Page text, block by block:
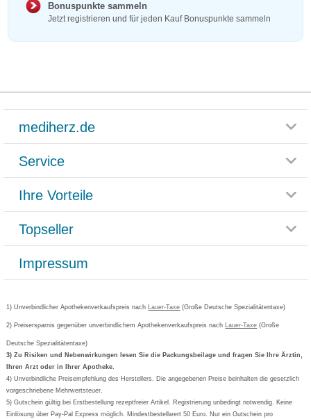
Bonuspunkte sammeln
Jetzt registrieren und für jeden Kauf Bonuspunkte sammeln
mediherz.de
Glossar
Häufig gestellte Fragen
Datenschutz
AGB
Cookie-Einstellungen
Vertrag widerrufen
Service
Rücksendemöglichkeit
Paketlieferstatus
Versandkosten
Bestellschein ausfüllen
Newsletteranmeldung
Ihre Vorteile
Rezeptlieferung
Bonusprogramm
Gutschein und Rabatte
Kundenbewertung
Topseller
Grippostad
Bepanthen
Formoline
Wick
Eucerin
Basica
Impressum
1) Unverbindlicher Apothekenverkaufspreis nach Lauer-Taxe (Große Deutsche Spezialitätentaxe)
2) Preisersparnis gegenüber unverbindlichem Apothekenverkaufspreis nach Lauer-Taxe (Große
Deutsche Spezialitätentaxe)
3) Zu Risiken und Nebenwirkungen lesen Sie die Packungsbeilage und fragen Sie Ihre Ärztin,
Ihren Arzt oder in Ihrer Apotheke.
4) Unverbindliche Preisempfehlung des Herstellers. Die angegebenen Preise beinhalten die gesetzlich
vorgeschriebene Mehrwertsteuer.
5) Gutschein gültig bei Erstbestellung rezeptfreier Artikel. Registrierung unbedingt notwendig. Keine
Einlösung über Pay-Pal Express möglich. Mindestbestellwert 50 Euro. Nur ein Gutschein pro